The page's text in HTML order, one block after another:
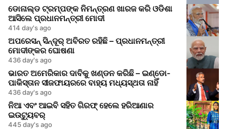
ଡୋନାଲ୍ଡ ଟ୍ରମ୍ପଙ୍କ ନିମନ୍ତ୍ରଣ ଖାରଜ କରି ଓଡିଶା
ଆସିଲେ ପ୍ରଧାନମନ୍ତ୍ରୀ ମୋଦୀ
414 day's ago
ଅପରେସନ୍ ସିନ୍ଦୂର୍ ଅବିରତ ରହିଛି – ପ୍ରଧାନମନ୍ତ୍ରୀ
ମୋଦୀଙ୍କର ଘୋଷଣା
436 day's ago
ଭାରତ ଅମେରିକାର ଦାବିକୁ ଖଣ୍ଡନ କରିଛି – ଇଣ୍ଡୋ-
ପାକିସ୍ତାନ ସୀଜଫାୟରରେ ବାହ୍ୟ ମଧ୍ୟସ୍ଥତା ନାହିଁ
436 day's ago
ନିଆ ଏବଂ ଆଇବି ସହିତ ଗିରଫ୍ ହେଲେ ହରିଆଣାର
ଇଉଟ୍ୟୁବର୍
445 day's ago